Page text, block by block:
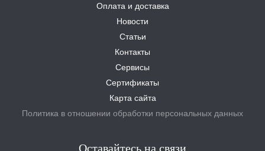
Оплата и доставка
Новости
Статьи
Контакты
Сервисы
Сертификаты
Карта сайта
Политика в отношении обработки персональных данных
Оставайтесь на связи